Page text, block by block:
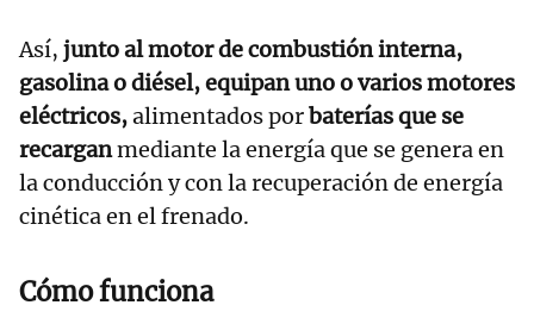
Así, junto al motor de combustión interna,
gasolina o diésel, equipan uno o varios motores
eléctricos,alimentados porbaterías que se
recarganmediante la energía que se genera en
la conducción y con la recuperación de energía
cinética en el frenado.
Cómo funciona